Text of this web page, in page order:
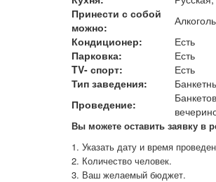
Принести с собой
можно:
Кондиционер:
Есть
Парковка:
Есть
TV- спорт:
Есть
Тип заведения:
Проведение:
Вы можете оставить заявку в
1. Указать дату и время
2. Количество человек.
3. Ваш желаемый бюджет.